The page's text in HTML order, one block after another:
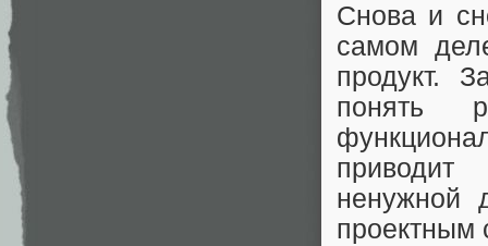
Снова и
самом
продукт.
понять
приводит
ненужной
проектным